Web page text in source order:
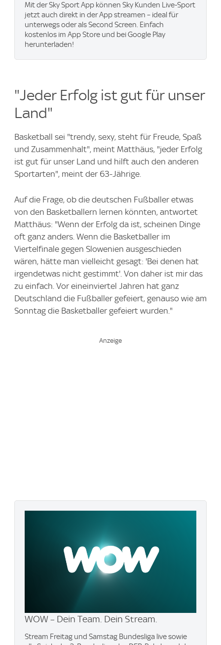
Mit der Sky Sport App können Sky Kunden Live-Sport
jetzt auch direkt in der App streamen – ideal für
unterwegs oder als Second Screen. Einfach
kostenlos im App Store und bei Google Play
herunterladen!
"Jeder Erfolg ist gut für unser
Land"
Basketball sei "trendy, sexy, steht für Freude, Spaß
und Zusammenhalt", meint Matthäus, "jeder Erfolg
ist gut für unser Land und hilft auch den anderen
Sportarten", meint der 63-Jährige.
Auf die Frage, ob die deutschen Fußballer etwas
von den Basketballern lernen könnten, antwortet
Matthäus: "Wenn der Erfolg da ist, scheinen Dinge
oft ganz anders. Wenn die Basketballer im
Viertelfinale gegen Slowenien ausgeschieden
wären, hätte man vielleicht gesagt: 'Bei denen hat
irgendetwas nicht gestimmt'. Von daher ist mir das
zu einfach. Vor eineinviertel Jahren hat ganz
Deutschland die Fußballer gefeiert, genauso wie am
Sonntag die Basketballer gefeiert wurden."
WOW – Dein Team. Dein Stream.
Stream Freitag und Samstag Bundesliga live sowie